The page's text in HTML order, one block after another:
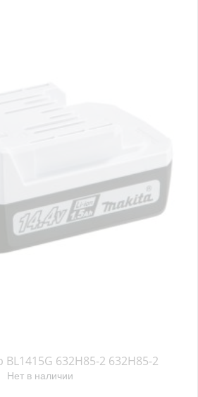
BL1415G 632H85-2 632H85-2
Нет в наличии